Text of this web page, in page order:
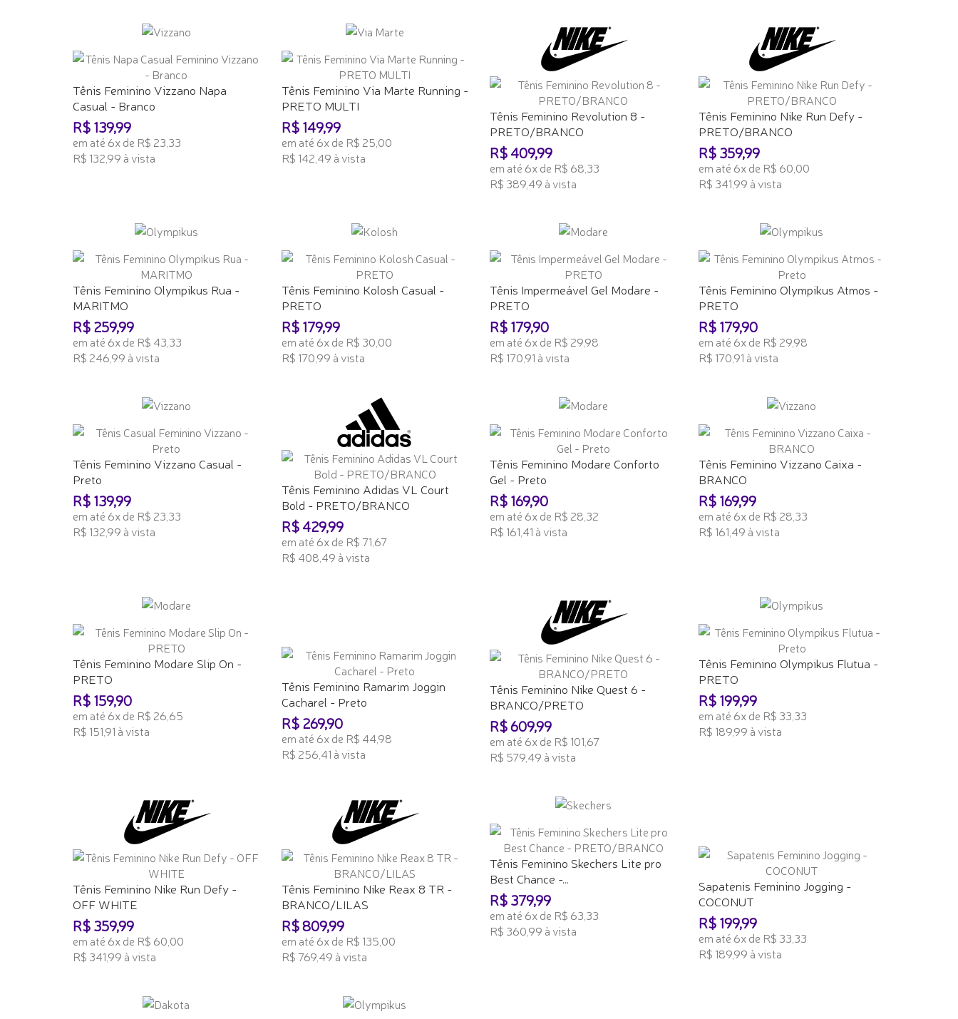
Tênis Feminino Vizzano Napa
Casual - Branco
R$ 139,99
em até 6x de R$ 23,33
R$ 132,99 à vista
Tênis Feminino Via Marte Running -
PRETO MULTI
R$ 149,99
em até 6x de R$ 25,00
R$ 142,49 à vista
Tênis Feminino Revolution 8 -
PRETO/BRANCO
R$ 409,99
em até 6x de R$ 68,33
R$ 389,49 à vista
Tênis Feminino Nike Run Defy -
PRETO/BRANCO
R$ 359,99
em até 6x de R$ 60,00
R$ 341,99 à vista
Tênis Feminino Olympikus Rua -
MARITMO
R$ 259,99
em até 6x de R$ 43,33
R$ 246,99 à vista
Tênis Feminino Kolosh Casual -
PRETO
R$ 179,99
em até 6x de R$ 30,00
R$ 170,99 à vista
Tênis Impermeável Gel Modare -
PRETO
R$ 179,90
em até 6x de R$ 29,98
R$ 170,91 à vista
Tênis Feminino Olympikus Atmos -
PRETO
R$ 179,90
em até 6x de R$ 29,98
R$ 170,91 à vista
Tênis Feminino Vizzano Casual -
Preto
R$ 139,99
em até 6x de R$ 23,33
R$ 132,99 à vista
Tênis Feminino Adidas VL Court
Bold - PRETO/BRANCO
R$ 429,99
em até 6x de R$ 71,67
R$ 408,49 à vista
Tênis Feminino Modare Conforto
Gel - Preto
R$ 169,90
em até 6x de R$ 28,32
R$ 161,41 à vista
Tênis Feminino Vizzano Caixa -
BRANCO
R$ 169,99
em até 6x de R$ 28,33
R$ 161,49 à vista
Tênis Feminino Modare Slip On -
PRETO
R$ 159,90
em até 6x de R$ 26,65
R$ 151,91 à vista
Tênis Feminino Ramarim Joggin
Cacharel - Preto
R$ 269,90
em até 6x de R$ 44,98
R$ 256,41 à vista
Tênis Feminino Nike Quest 6 -
BRANCO/PRETO
R$ 609,99
em até 6x de R$ 101,67
R$ 579,49 à vista
Tênis Feminino Olympikus Flutua -
PRETO
R$ 199,99
em até 6x de R$ 33,33
R$ 189,99 à vista
Tênis Feminino Nike Run Defy -
OFF WHITE
R$ 359,99
em até 6x de R$ 60,00
R$ 341,99 à vista
Tênis Feminino Nike Reax 8 TR -
BRANCO/LILAS
R$ 809,99
em até 6x de R$ 135,00
R$ 769,49 à vista
Tênis Feminino Skechers Lite pro
Best Chance -...
R$ 379,99
em até 6x de R$ 63,33
R$ 360,99 à vista
Sapatenis Feminino Jogging -
COCONUT
R$ 199,99
em até 6x de R$ 33,33
R$ 189,99 à vista